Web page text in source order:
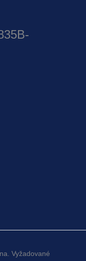
Vyžadované